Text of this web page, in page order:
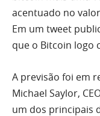
acentuado no
Em um tweet
que o Bitcoin logo
A previsão foi em
Michael Saylor,
um dos principais